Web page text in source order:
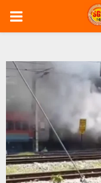
PRIMARY